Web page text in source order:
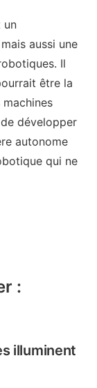
un
aussi une
Il
être la
développer
autonome
qui ne
:
illuminent